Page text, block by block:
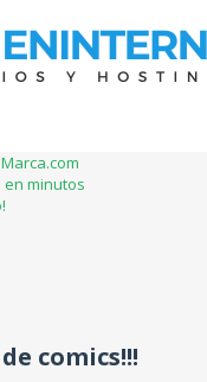
minutos
comics!!!